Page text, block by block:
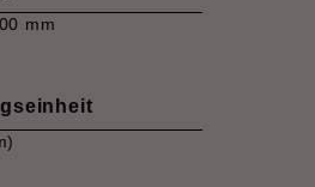
mm